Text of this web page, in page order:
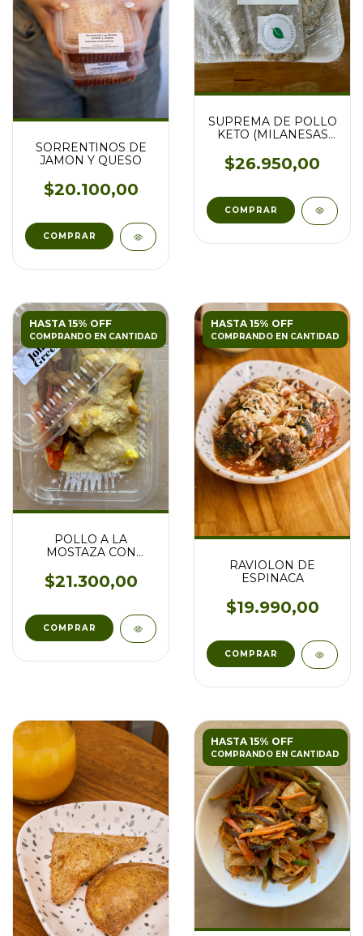
SORRENTINOS DE
JAMON Y QUESO
$20.100,00
SUPREMA DE POLLO
KETO (MILANESAS
$26.950,00
HASTA 15% OFF
COMPRANDO EN CANTIDAD
POLLO A LA
MOSTAZA CON
SALTEADOS
$21.300,00
HASTA 15% OFF
COMPRANDO EN CANTIDAD
RAVIOLON DE
ESPINACA
$19.990,00
HASTA 15% OFF
COMPRANDO EN CANTIDAD